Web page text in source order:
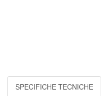
SPECIFICHE TECNICHE